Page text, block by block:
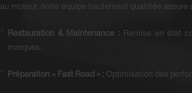
au moteur, notre équipe hautement qualifiée assure
Restauration & Maintenance : Remise en état
marques.
Préparation « Fast Road » : Optimisation des